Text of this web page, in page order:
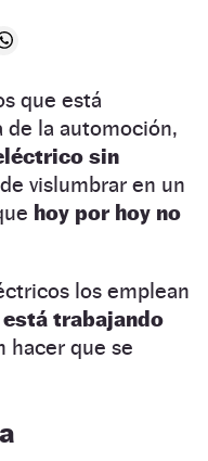
que está
la automoción,
sin
vislumbrar en un
hoy por hoy no
los emplean
está trabajando
hacer que se